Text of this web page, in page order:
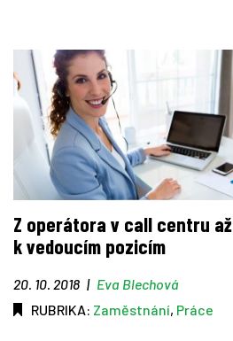
Z operátora v call centru až
k vedoucím pozicím
20. 10. 2018 | Eva Blechová
RUBRIKA: Zaměstnání, Práce